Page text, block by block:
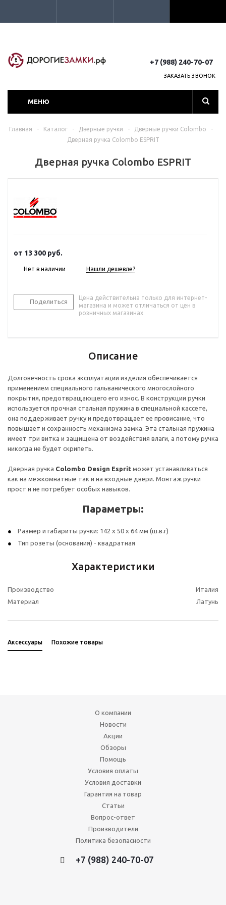
+7 (988) 240-70-07
ЗАКАЗАТЬ ЗВОНОК
МЕНЮ
Главная - Каталог - Дверные ручки - Дверные ручки Colombo
-
Дверная ручка Colombo ESPRIT
Дверная ручка Colombo ESPRIT
от 13 300 руб.
Нет в наличии Нашли дешевле?
Поделиться
Цена действительна только для интернет-
магазина и может отличаться от цен в
розничных магазинах
Описание
Долговечность срока эксплуатации изделия обеспечивается
применением специального гальванического многослойного
покрытия, предотвращающего его износ. В конструкции ручки
используется прочная стальная пружина в специальной кассете,
она поддерживает ручку и предотвращает ее провисание, что
повышает и сохранность механизма замка. Эта стальная пружина
имеет три витка и защищена от воздействия влаги, а потому ручка
никогда не будет скрипеть.
Дверная ручка Colombo Design Esprit может устанавливаться
как на межкомнатные так и на входные двери. Монтаж ручки
прост и не потребует особых навыков.
Параметры:
Размер и габариты ручки: 142 х 50 х 64 мм (ш.в.г)
Тип розеты (основания) - квадратная
Характеристики
Производство
Италия
Материал
Латунь
Аксессуары Похожие товары
О компании
Новости
Акции
Обзоры
Помощь
Условия оплаты
Условия доставки
Гарантия на товар
Статьи
Вопрос-ответ
Производители
Политика безопасности
+7 (988) 240-70-07